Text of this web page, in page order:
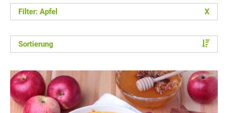
Filter: Apfel X
Sortierung